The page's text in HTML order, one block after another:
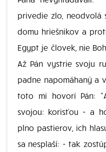
privedie zlo, neodvolá
domu hriešnikov a
Egypt je človek, nie
Až Pán vystrie svoju
padne napomáhaný a
toto mi hovorí Pán:
svojou: korisťou - a
plno pastierov, ich
sa nesplaší: - tak